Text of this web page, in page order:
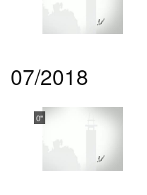
07/2018
0''